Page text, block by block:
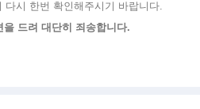
다시 한번 확인해주시기 바랍니다.
드려 대단히 죄송합니다.